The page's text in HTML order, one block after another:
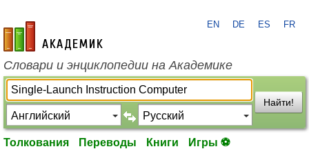
academic.ru
EN DE ES FR
Словари и энциклопедии на Академике
Найти!
Толкования Переводы Книги Игры ⚽